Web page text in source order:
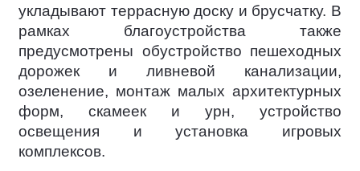
укладывают террасную доску и брусчатку. В
рамках благоустройства также
предусмотрены обустройство пешеходных
дорожек и ливневой канализации,
озеленение, монтаж малых архитектурных
форм, скамеек и урн, устройство
освещения и установка игровых
комплексов.